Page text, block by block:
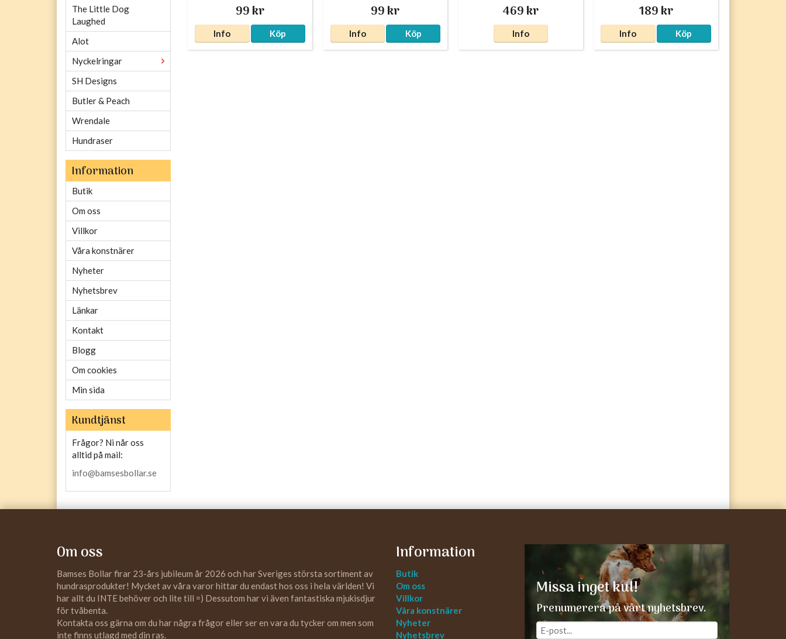
The Little Dog
Laughed
Alot
Nyckelringar
SH Designs
Butler & Peach
Wrendale
Hundraser
Information
Butik
Om oss
Villkor
Våra konstnärer
Nyheter
Nyhetsbrev
Länkar
Kontakt
Blogg
Om cookies
Min sida
Kundtjänst
Frågor? Ni når oss
alltid på mail:
info@bamsesbollar.se
99 kr
Info Köp
99 kr
Info Köp
469 kr
Info
189 kr
Info Köp
Missa inget kul!
Prenumerera på vårt nyhetsbrev.
Information
Butik
Om oss
Villkor
Våra konstnärer
Nyheter
Nyhetsbrev
Om oss
Bamses Bollar firar 23-års jubileum år 2026 och har Sveriges största sortiment av
hundrasprodukter! Mycket av våra varor hittar du endast hos oss i hela världen! Vi
har allt du INTE behöver och lite till =) Dessutom har vi även fantastiska mjukisdjur
för tvåbenta.
Kontakta oss gärna om du har några frågor eller ser en vara du tycker om men som
inte finns utlagd med din ras.